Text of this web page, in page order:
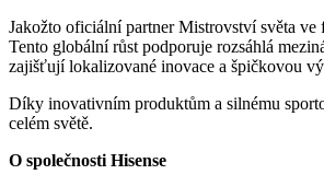
Jakožto oficiální partner Mistrovství světa
Tento globální růst podporuje rozsáhlá
zajišťují lokalizované inovace a špičkovou
Díky inovativním produktům a silnému
celém světě.
O společnosti Hisense